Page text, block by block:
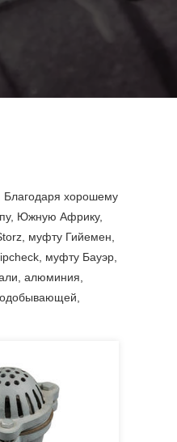
Благодаря хорошему
Южную Африку,
муфту Гийемен,
муфту Бауэр,
алюминия,